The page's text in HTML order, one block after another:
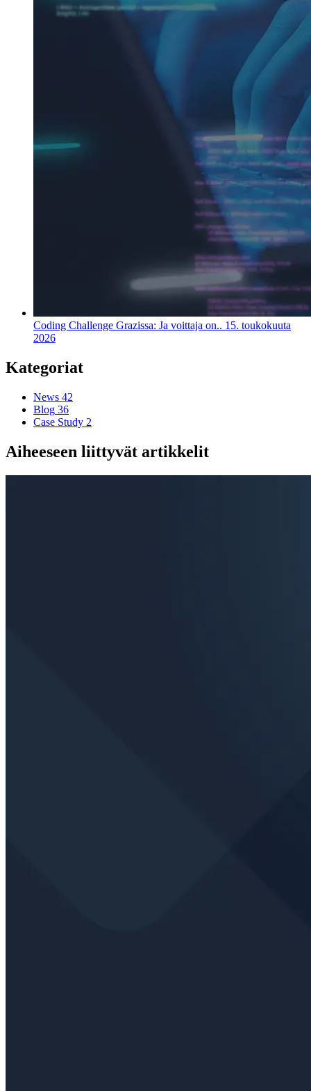
Coding Challenge Grazissa: Ja voittaja on.. 15. toukokuuta
2026
Kategoriat
News 42
Blog 36
Case Study 2
Aiheeseen liittyvät artikkelit